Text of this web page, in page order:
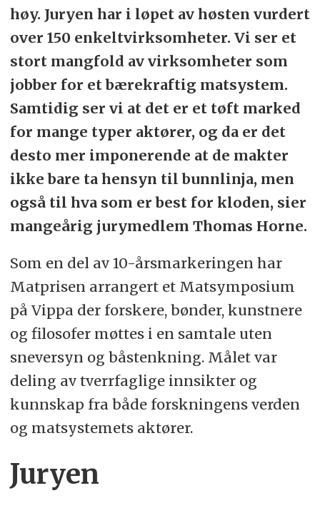
høy. Juryen har i løpet av høsten vurdert
over 150 enkeltvirksomheter. Vi ser et
stort mangfold av virksomheter som
jobber for et bærekraftig matsystem.
Samtidig ser vi at det er et tøft marked
for mange typer aktører, og da er det
desto mer imponerende at de makter
ikke bare ta hensyn til bunnlinja, men
også til hva som er best for kloden, sier
mangeårig jurymedlem Thomas Horne.
Som en del av 10-årsmarkeringen har
Matprisen arrangert et Matsymposium
på Vippa der forskere, bønder, kunstnere
og filosofer møttes i en samtale uten
sneversyn og båstenkning. Målet var
deling av tverrfaglige innsikter og
kunnskap fra både forskningens verden
og matsystemets aktører.
Juryen